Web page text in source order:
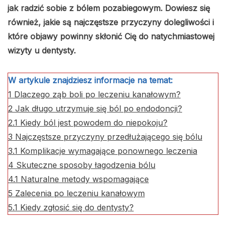
jak radzić sobie z bólem pozabiegowym. Dowiesz się
również, jakie są najczęstsze przyczyny dolegliwości i
które objawy powinny skłonić Cię do natychmiastowej
wizyty u dentysty.
W artykule znajdziesz informacje na temat:
1 Dlaczego ząb boli po leczeniu kanałowym?
2 Jak długo utrzymuje się ból po endodoncji?
2.1 Kiedy ból jest powodem do niepokoju?
3 Najczęstsze przyczyny przedłużającego się bólu
3.1 Komplikacje wymagające ponownego leczenia
4 Skuteczne sposoby łagodzenia bólu
4.1 Naturalne metody wspomagające
5 Zalecenia po leczeniu kanałowym
5.1 Kiedy zgłosić się do dentysty?